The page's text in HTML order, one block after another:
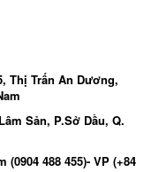
Thị Trấn An Dương,
Sản, P.Sở Dầu, Q.
(0904 488 455)- VP (+84